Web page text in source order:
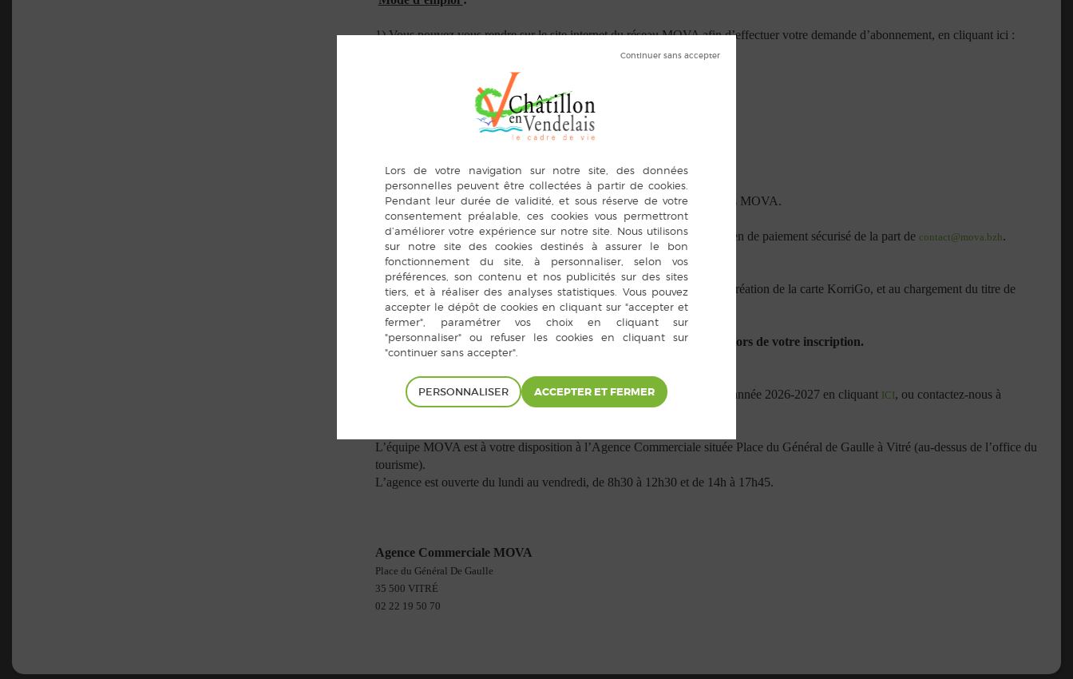
1) Vous pouvez vous rendre sur le site internet du réseau MOVA afin d’effectuer votre demande d’abonnement, en cliquant ici :
2) Pour déposer votre dossier, les documents à préparer sont :
La photo d’identité de l’élève concerné
La pièce d’identité de l’élève concerné ou le livret de famille,
Un justificatif de domicile,
3) Une fois le dossier complet déposé, celui-ci sera traité par les services MOVA.
4) Une fois le dossier validé, vous serez informés et vous recevrez un lien de paiement sécurisé de la part de contact@mova.bzh.
Ce lien est envoyé sur
l’adresse email saisie lors de l’inscription.
5) A réception de votre paiement, les services MOVA procéderont à la création de la carte KorriGo, et au chargement du titre de
l’élève.
6) La carte vous est adressée par courrier àl’adresse postale indiquée lors de votre inscription.
Pour toute question, retrouvez le règlement du transport scolaire pour l’année 2026-2027 en cliquant ICI, ou contactez-nous à
l’adresse mail :
L’équipe MOVA est à votre disposition à l’Agence Commerciale située Place du Général de Gaulle à Vitré (au-dessus de l’office du
tourisme).
L’agence est ouverte du lundi au vendredi, de 8h30 à 12h30 et de 14h à 17h45.
Agence Commerciale MOVA
Place du Général De Gaulle
35 500 VITRÉ
02 22 19 50 70
PERSONNALISER